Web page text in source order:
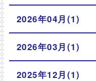
2026年04月(1)
2026年03月(1)
2025年12月(1)